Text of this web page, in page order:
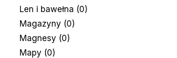
Len i bawełna (0)
Magazyny (0)
Magnesy (0)
Mapy (0)